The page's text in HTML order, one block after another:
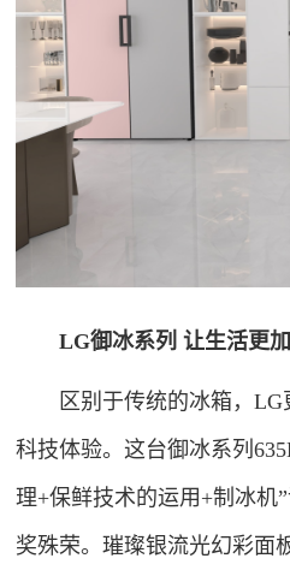
LG御冰系列 让生活更
区别于传统的冰箱，LG
科技体验。这台御冰系列
理+保鲜技术的运用+制冰机
奖殊荣。璀璨银流光幻彩面